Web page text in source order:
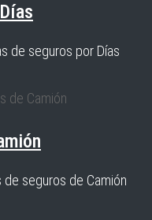
de seguros por Días
seguros de Camión